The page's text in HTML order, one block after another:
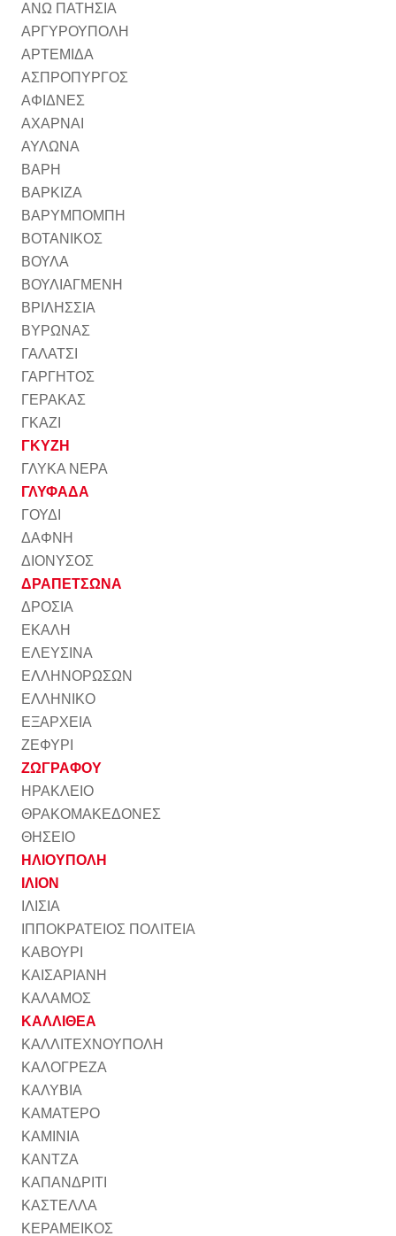
ΑΝΩ ΠΑΤΗΣΙΑ
ΑΡΓΥΡΟΥΠΟΛΗ
ΑΡΤΕΜΙΔΑ
ΑΣΠΡΟΠΥΡΓΟΣ
ΑΦΙΔΝΕΣ
ΑΧΑΡΝΑΙ
ΑΥΛΩΝΑ
ΒΑΡΗ
ΒΑΡΚΙΖΑ
ΒΑΡΥΜΠΟΜΠΗ
ΒΟΤΑΝΙΚΟΣ
ΒΟΥΛΑ
ΒΟΥΛΙΑΓΜΕΝΗ
ΒΡΙΛΗΣΣΙΑ
ΒΥΡΩΝΑΣ
ΓΑΛΑΤΣΙ
ΓΑΡΓΗΤΟΣ
ΓΕΡΑΚΑΣ
ΓΚΑΖΙ
ΓΚΥΖΗ
ΓΛΥΚΑ ΝΕΡΑ
ΓΛΥΦΑΔΑ
ΓΟΥΔΙ
ΔΑΦΝΗ
ΔΙΟΝΥΣΟΣ
ΔΡΑΠΕΤΣΩΝΑ
ΔΡΟΣΙΑ
ΕΚΑΛΗ
ΕΛΕΥΣΙΝΑ
ΕΛΛΗΝΟΡΩΣΩΝ
ΕΛΛΗΝΙΚΟ
ΕΞΑΡΧΕΙΑ
ΖΕΦΥΡΙ
ΖΩΓΡΑΦΟΥ
ΗΡΑΚΛΕΙΟ
ΘΡΑΚΟΜΑΚΕΔΟΝΕΣ
ΘΗΣΕΙΟ
ΗΛΙΟΥΠΟΛΗ
ΙΛΙΟΝ
ΙΛΙΣΙΑ
ΙΠΠΟΚΡΑΤΕΙΟΣ ΠΟΛΙΤΕΙΑ
ΚΑΒΟΥΡΙ
ΚΑΙΣΑΡΙΑΝΗ
ΚΑΛΑΜΟΣ
ΚΑΛΛΙΘΕΑ
ΚΑΛΛΙΤΕΧΝΟΥΠΟΛΗ
ΚΑΛΟΓΡΕΖΑ
ΚΑΛΥΒΙΑ
ΚΑΜΑΤΕΡΟ
ΚΑΜΙΝΙΑ
ΚΑΝΤΖΑ
ΚΑΠΑΝΔΡΙΤΙ
ΚΑΣΤΕΛΛΑ
ΚΕΡΑΜΕΙΚΟΣ